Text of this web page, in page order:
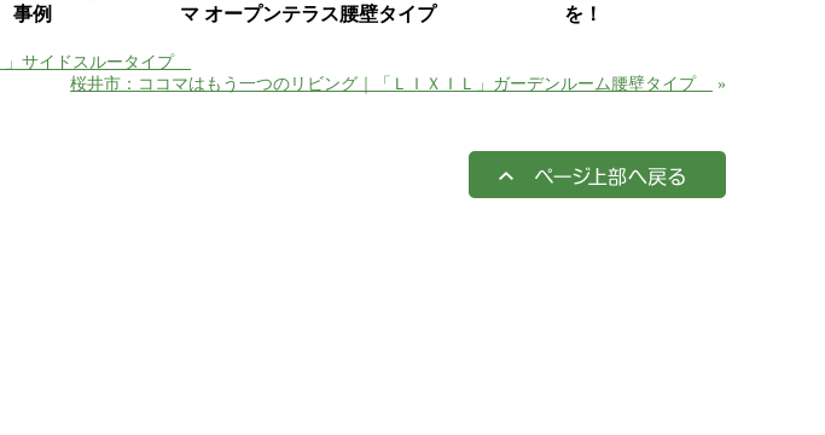
事例
マ オープンテラス腰壁タイプ
を！
」サイドスルータイプ
桜井市：ココマはもう一つのリビング｜「ＬＩＸＩＬ」ガーデンルーム腰壁タイプ
»